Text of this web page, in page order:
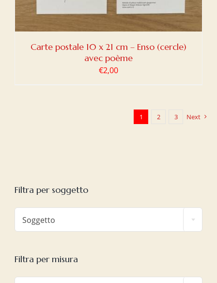
Carte postale 10 x 21 cm – Enso (cercle)
avec poème
€2,00
1 2 3 Next
Filtra per soggetto
Soggetto
Filtra per misura